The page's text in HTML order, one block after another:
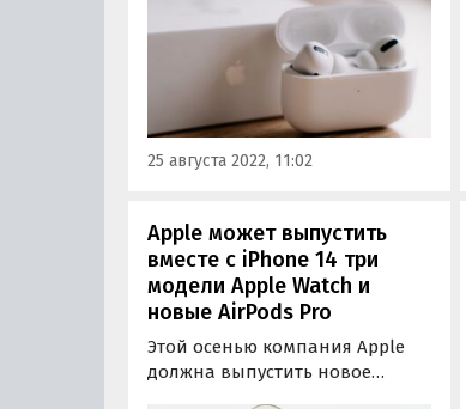
этом свидетельствует
соответствующая заявка,
поданная в организацию
Bluetooth SIG в начале августа.
25 августа 2022, 11:02
Apple может выпустить
вместе с iPhone 14 три
модели Apple Watch и
новые AirPods Pro
Этой осенью компания Apple
должна выпустить новое